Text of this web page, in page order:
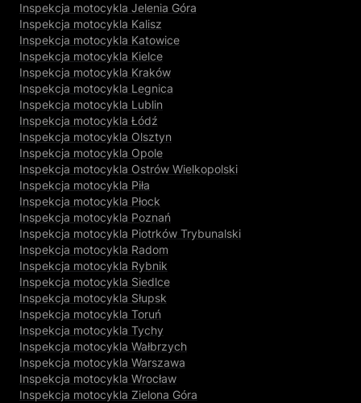
Inspekcja motocykla Jelenia Góra
Inspekcja motocykla Kalisz
Inspekcja motocykla Katowice
Inspekcja motocykla Kielce
Inspekcja motocykla Kraków
Inspekcja motocykla Legnica
Inspekcja motocykla Lublin
Inspekcja motocykla Łódź
Inspekcja motocykla Olsztyn
Inspekcja motocykla Opole
Inspekcja motocykla Ostrów Wielkopolski
Inspekcja motocykla Piła
Inspekcja motocykla Płock
Inspekcja motocykla Poznań
Inspekcja motocykla Piotrków Trybunalski
Inspekcja motocykla Radom
Inspekcja motocykla Rybnik
Inspekcja motocykla Siedlce
Inspekcja motocykla Słupsk
Inspekcja motocykla Toruń
Inspekcja motocykla Tychy
Inspekcja motocykla Wałbrzych
Inspekcja motocykla Warszawa
Inspekcja motocykla Wrocław
Inspekcja motocykla Zielona Góra